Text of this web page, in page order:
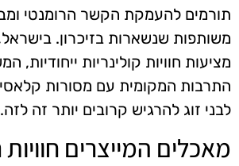
תורמים להעמקת הקשר הרומנטי
משותפות שנשארות בזיכרון.
מציעות חוויות קולינריות ייחודיות,
התרבות המקומית עם מסורות
לבני זוג להרגיש קרובים יותר זה לזה.
מאכלים המייצרים